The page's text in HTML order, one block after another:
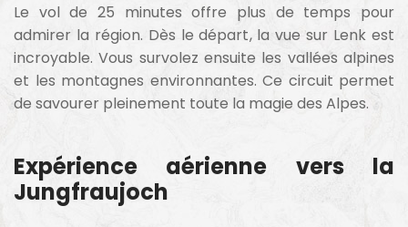
Le vol de 25 minutes offre plus de temps pour
admirer la région. Dès le départ, la vue sur Lenk est
incroyable. Vous survolez ensuite les vallées alpines
et les montagnes environnantes. Ce circuit permet
de savourer pleinement toute la magie des Alpes.
Expérience aérienne vers la
Jungfraujoch